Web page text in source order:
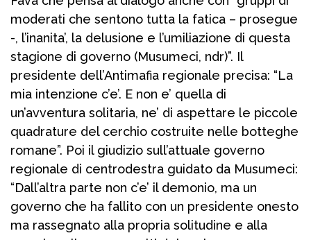
moderati che sentono tutta la fatica – prosegue
-, l’inanita’, la delusione e l’umiliazione di questa
stagione di governo (Musumeci, ndr)”. Il
presidente dell’Antimafia regionale precisa: “La
mia intenzione c’e’. E non e’ quella di
un’avventura solitaria, ne’ di aspettare le piccole
quadrature del cerchio costruite nelle botteghe
romane”. Poi il giudizio sull’attuale governo
regionale di centrodestra guidato da Musumeci:
“Dall’altra parte non c’e’ il demonio, ma un
governo che ha fallito con un presidente onesto
ma rassegnato alla propria solitudine e alla